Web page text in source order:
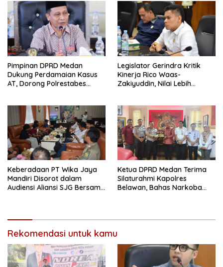
Pimpinan DPRD Medan
Dukung Perdamaian Kasus
AT, Dorong Polrestabes
Legislator Gerindra Kritik
Kinerja Rico Waas-
Zakiyuddin, Nilai Lebih
Keluhan Warga
Keberadaan PT Wika Jaya
Mandiri Disorot dalam
Audiensi Aliansi SJG Bersama
Ketua DPRD Medan Terima
Silaturahmi Kapolres
Belawan, Bahas Narkoba
Rekomendasi untuk kamu